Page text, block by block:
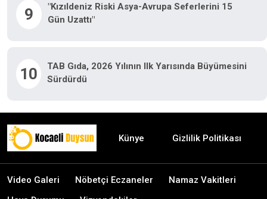
9
"Kızıldeniz Riski Asya-Avrupa Seferlerini 15
Gün Uzattı"
10
TAB Gıda, 2026 Yılının Ilk Yarısında Büyümesini
Sürdürdü
Künye Gizlilik Politikası
Video Galeri Nöbetçi Eczaneler
Namaz Vakitleri